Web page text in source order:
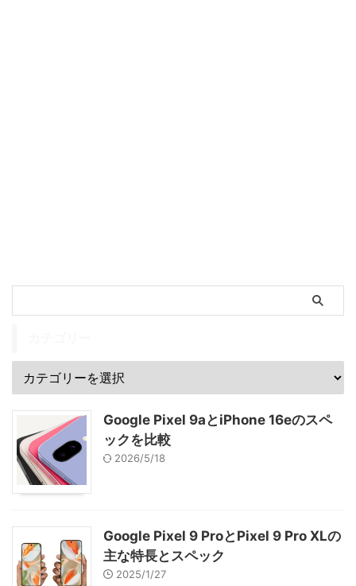
Google Pixel 9aとiPhone 16eのスペ
ックを比較
2026/5/18
Google Pixel 9 ProとPixel 9 Pro XLの
主な特長とスペック
2025/1/27